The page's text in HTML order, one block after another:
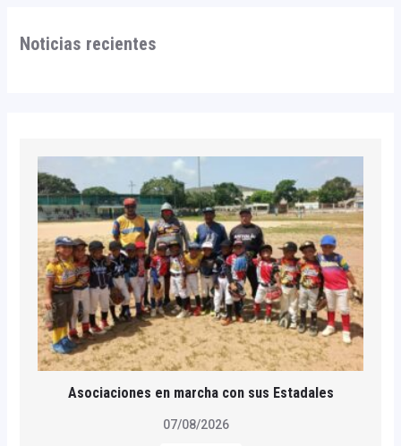
Noticias recientes
Asociaciones en marcha con sus Estadales
07/08/2026